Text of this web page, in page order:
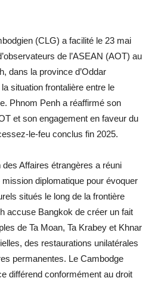
(CLG) a facilité le 23 mai
de l’ASEAN (AOT) au
dans la province d’Oddar
situation frontalière entre le
Phnom Penh a réaffirmé son
et son engagement en faveur du
le-feu conclus fin 2025.
Affaires étrangères a réuni
diplomatique pour évoquer
situés le long de la frontière
accuse Bangkok de créer un fait
de Ta Moan, Ta Krabey et Khnar
des restaurations unilatérales
permanentes. Le Cambodge
différend conformément au droit